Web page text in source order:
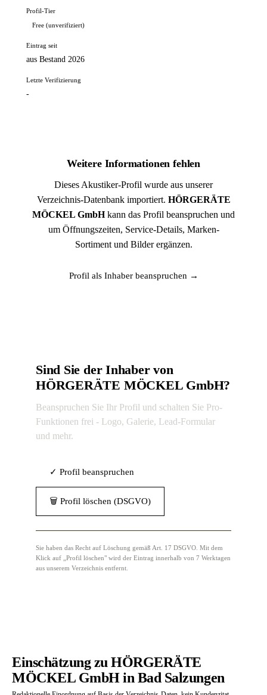
Profil-Tier
Free (unverifiziert)
Eintrag seit
aus Bestand 2026
Letzte Verifizierung
-
Weitere Informationen fehlen
Dieses Akustiker-Profil wurde aus unserer
Verzeichnis-Datenbank importiert. HÖRGERÄTE
MÖCKEL GmbHkann das Profil beanspruchen und
um Öffnungszeiten, Service-Details, Marken-
Sortiment und Bilder ergänzen.
Profil als Inhaber beanspruchen →
Sind Sie der Inhaber von
HÖRGERÄTE MÖCKEL GmbH?
Beanspruchen Sie Ihr Profil und schalten Sie Pro-
Funktionen frei - Logo, Galerie, Lead-Formular
und mehr.
✓ Profil beanspruchen
🗑 Profil löschen (DSGVO)
Sie haben das Recht auf Löschung gemäß Art. 17 DSGVO. Mit dem
Klick auf „Profil löschen" wird der Eintrag innerhalb von 7 Werktagen
aus unserem Verzeichnis entfernt.
Einschätzung zu HÖRGERÄTE
MÖCKEL GmbH in Bad Salzungen